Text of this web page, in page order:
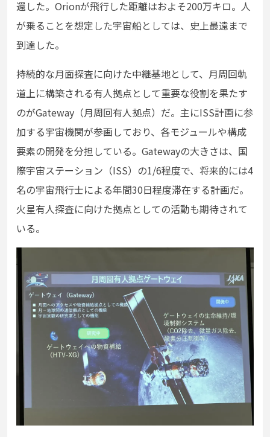
還した。Orionが飛行した距離はおよそ200万キロ。人
が乗ることを想定した宇宙船としては、史上最遠まで
到達した。
持続的な月面探査に向けた中継基地として、月周回軌
道上に構築される有人拠点として重要な役割を果たす
のがGateway（月周回有人拠点）だ。主にISS計画に参
加する宇宙機関が参画しており、各モジュールや構成
要素の開発を分担している。Gatewayの大きさは、国
際宇宙ステーション（ISS）の1/6程度で、将来的には4
名の宇宙飛行士による年間30日程度滞在する計画だ。
火星有人探査に向けた拠点としての活動も期待されて
いる。